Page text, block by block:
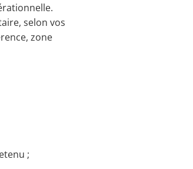
selon vos
zone
;